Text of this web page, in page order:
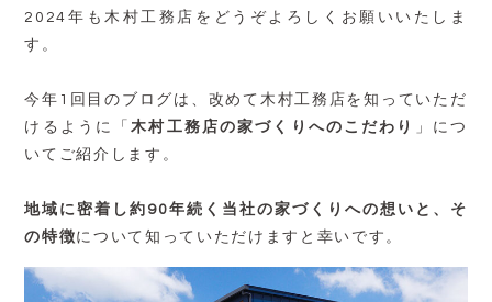
2024年も木村工務店をどうぞよろしくお願いいたしま
す。
今年1回目のブログは、改めて木村工務店を知っていただ
けるように「木村工務店の家づくりへのこだわり
」につ
いてご紹介します。
地域に密着し約90年続く当社の家づくりへの想いと、そ
の特徴について知っていただけますと幸いです。